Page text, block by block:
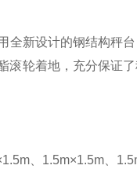
新设计的钢结构秤台
轮着地，充分保证
、1.5m×1.5m、